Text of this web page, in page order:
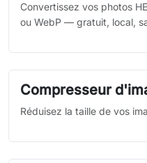
Convertissez vos photos
ou WebP — gratuit, local,
Compresseur
Réduisez la taille de vos